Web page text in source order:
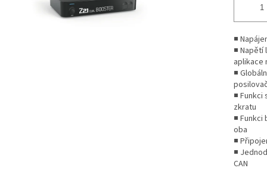
■
■
aplikace
■
■
zkratu
■
oba
■
■
CAN